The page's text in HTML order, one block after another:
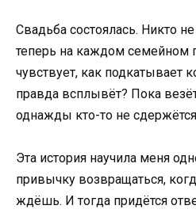
Свадьба состоялась. Никто
теперь на каждом семейном
чувствует, как подкатывает
правда всплывёт? Пока
однажды кто-то не
Эта история научила меня
привычку возвращаться,
ждёшь. И тогда придётся